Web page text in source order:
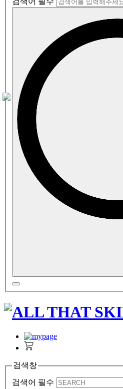
검색창
검색어 필수